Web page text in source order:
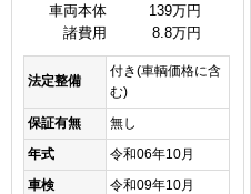
車両本体
139万円
諸費用
8.8万円
法定整備
付き(車輌価格に含
む)
保証有無
無し
年式
令和06年10月
車検
令和09年10月